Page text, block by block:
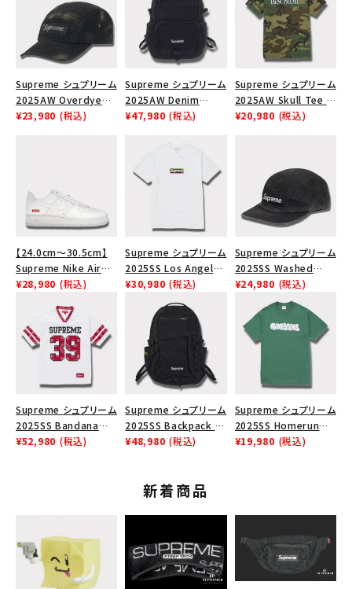
ーン エスロゴ 6パネル
キャップ ブラック
Supreme シュプリーム
2025AW Overdyed
Camp Cap オーバーダ
¥23,980 (税込)
Supreme シュプリーム
2025AW Denim
Backpack デニム バッ
¥47,980 (税込)
Supreme シュプリーム
2025AW Skull Tee ス
カル Tシャツ ウッドラ
¥20,980 (税込)
【24.0cm～30.5cm】
Supreme Nike Air
Force 1 Low シュプリ
ス１スニーカー シュー
ズ ホワイト
¥28,980 (税込)
Supreme シュプリーム
2025SS Los Angeles
Fire Relief Box Logo
フボックスロゴTシャツ
ホワイト 白
¥30,980 (税込)
Supreme シュプリーム
2025SS Washed
Chino Twill Camp
Cap ウォッシュチノツイ
ルキャンプキャップ ブラ
ック 黒
¥24,980 (税込)
Supreme シュプリーム
2025SS Bandana
Football Jersey バン
¥52,980 (税込)
Supreme シュプリーム
2025SS Backpack バ
ックパック ブラック 黒
¥48,980 (税込)
Supreme シュプリーム
2025SS Homerun
Tee ホームランTシャ
¥19,980 (税込)
新着商品